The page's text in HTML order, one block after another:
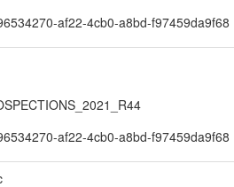
af22-4cb0-a8bd-f97459da9f68
af22-4cb0-a8bd-f97459da9f68